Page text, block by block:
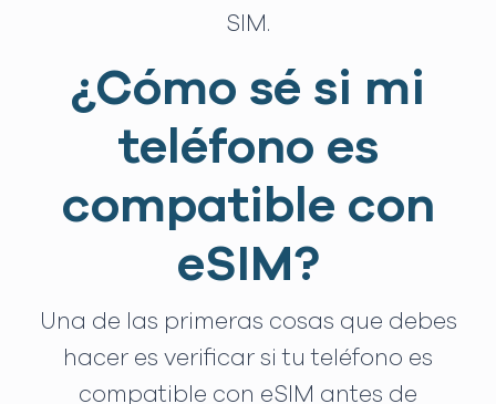
SIM.
¿Cómo sé si mi
teléfono es
compatible con
eSIM?
Una de las primeras cosas que debes
hacer es verificar si tu teléfono es
compatible con eSIM antes de